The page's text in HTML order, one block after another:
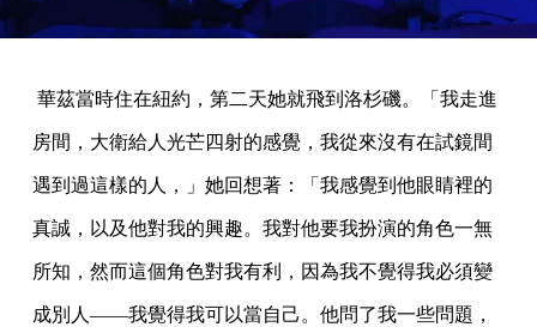
華茲當時住在紐約，第二天她就飛到洛杉磯。「我走進
房間，大衛給人光芒四射的感覺，我從來沒有在試鏡間
遇到過這樣的人，」她回想著：「我感覺到他眼睛裡的
真誠，以及他對我的興趣。我對他要我扮演的角色一無
所知，然而這個角色對我有利，因為我不覺得我必須變
成別人——我覺得我可以當自己。他問了我一些問題，